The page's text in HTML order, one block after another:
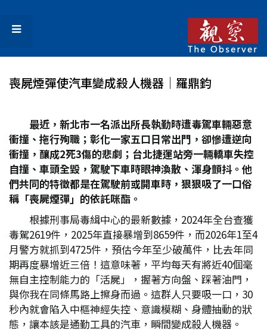
喪屍煙彈使汽車變成殺人機器│羅鼎鈞
最近，新北市一名派出所長執勤時遭毒駕車輛惡意
衝撞、拖行殉職；彰化一家五口日常出門，卻慘遭逆向
衝撞，釀成2死3傷的悲劇；台北捷運站旁一輛轎車失控
自撞、車頭全毀，駕駛下車時眼神渙散、渾身顫抖。他
們共同的特徵都是在駕駛前或開車時，狠狠吸了一口俗
稱「喪屍煙彈」的依託咪酯。
根據刑事局毒緝中心的最新數據，2024年全台查獲
毒駕2619件，2025年直接暴增到8659件，而2026年1至4
月警方就抓到4725件，預估今年至少破萬件，比去年同
期再度暴增近三倍！這意味著，平均每天有將近40個毫
無自主控制能力的「活屍」，握著方向盤、踩著油門，
與你我在同條馬路上擦身而過。這群人只要吸一口，30
秒內就會陷入中樞神經失控、意識模糊、身體抽動的狀
態，讓本該是通勤工具的汽車，瞬間變成殺人機器。